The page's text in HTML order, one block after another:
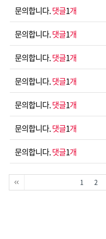
문의합니다.댓글1개
문의합니다.댓글1개
문의합니다.댓글1개
문의합니다.댓글1개
문의합니다.댓글1개
문의합니다.댓글1개
문의합니다.댓글1개
1 2